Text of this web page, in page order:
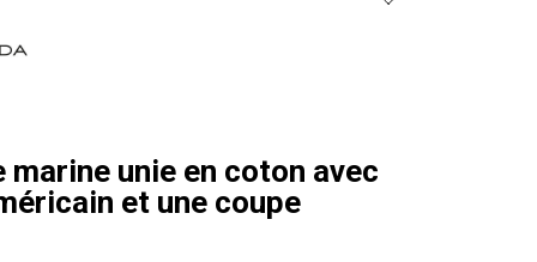
marine unie en coton avec
et une coupe